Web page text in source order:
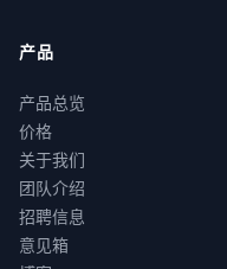
产品
产品总览
价格
关于我们
团队介绍
招聘信息
意见箱